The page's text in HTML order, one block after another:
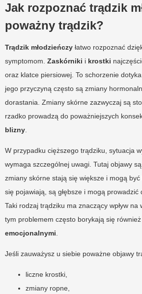
Jak rozpoznać trądzik
poważny trądzik?
Trądzik młodzieńczy łatwo rozpoznać
symptomom. Zaskórniki i krostki
oraz klatce piersiowej. To schorzenie
jego przyczyną często są zmiany
dorastania. Zmiany skórne zazwyczaj są
rzadko prowadzą do poważniejszych
blizny
W przypadku cięższego trądziku, sytuacja
wymaga szczególnej uwagi. Tutaj objawy
zmiany skórne stają się większe i mogą być
się pojawiają, są głębsze i mogą prowadzić
Taki rodzaj trądziku ma znaczący wpływ na
tym problemem często borykają się
emocjonalnymi
Jeśli zauważysz u siebie poważne objawy
liczne krostki,
zmiany ropne,